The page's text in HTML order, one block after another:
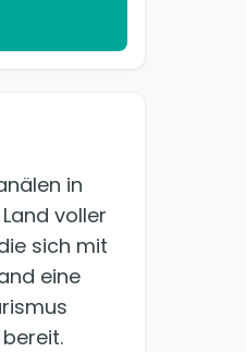
in
voller
sich mit
eine